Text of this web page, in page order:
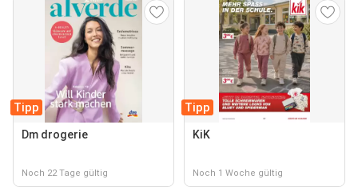
Tipp
Dm drogerie
Noch 22 Tage gültig
Tipp
KiK
Noch 1 Woche gültig